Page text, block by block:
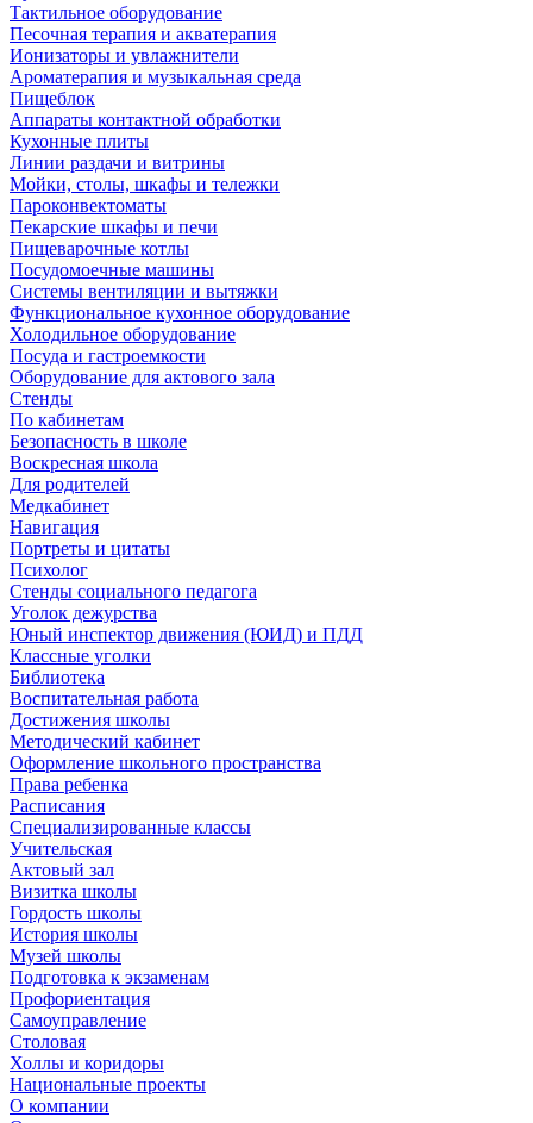
Тактильное оборудование
Песочная терапия и акватерапия
Ионизаторы и увлажнители
Ароматерапия и музыкальная среда
Пищеблок
Аппараты контактной обработки
Кухонные плиты
Линии раздачи и витрины
Мойки, столы, шкафы и тележки
Пароконвектоматы
Пекарские шкафы и печи
Пищеварочные котлы
Посудомоечные машины
Системы вентиляции и вытяжки
Функциональное кухонное оборудование
Холодильное оборудование
Посуда и гастроемкости
Оборудование для актового зала
Стенды
По кабинетам
Безопасность в школе
Воскресная школа
Для родителей
Медкабинет
Навигация
Портреты и цитаты
Психолог
Стенды социального педагога
Уголок дежурства
Юный инспектор движения (ЮИД) и ПДД
Классные уголки
Библиотека
Воспитательная работа
Достижения школы
Методический кабинет
Оформление школьного пространства
Права ребенка
Расписания
Специализированные классы
Учительская
Актовый зал
Визитка школы
Гордость школы
История школы
Музей школы
Подготовка к экзаменам
Профориентация
Самоуправление
Столовая
Холлы и коридоры
Национальные проекты
О компании